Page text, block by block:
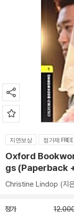
지연보상 정가제 FREE
Oxford
gs (Paperback
Christine Lindop (지
정가